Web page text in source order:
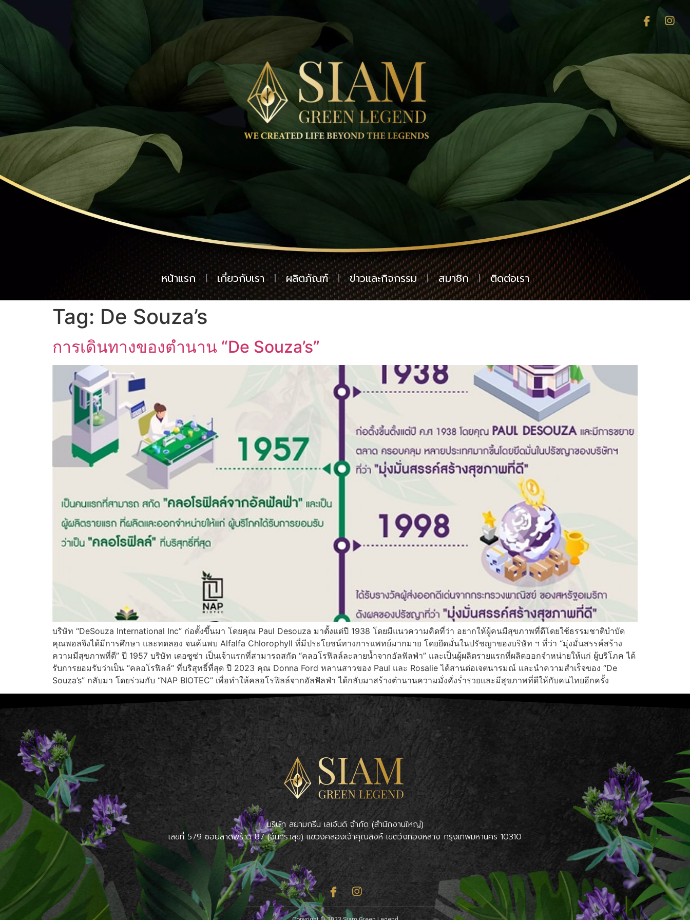
หน้าแรก เกี่ยวกับเรา ผลิตภัณฑ์ ข่าวและกิจกรรม สมาชิก ติดต่อเรา
Tag: De Souza’s
การเดินทางของตำนาน “De Souza’s”
บริษัท “DeSouza International Inc” ก่อตั้งขึ้นมา โดยคุณ Paul Desouza มาตั้งแต่ปี 1938 โดยมีแนวความคิดที่ว่า อยากให้ผู้คนมีสุขภาพที่ดีโดยใช้ธรรมชาติบำบัด
คุณพอลจึงได้มีการศึกษา และทดลอง จนค้นพบ Alfalfa Chlorophyll ที่มีประโยชน์ทางการแพทย์มากมาย โดยยึดมั่นในปรัชญาของบริษัท ฯ ที่ว่า “มุ่งมั่นสรรค์สร้าง
ความมีสุขภาพที่ดี” ปี 1957 บริษัท เดอซูซ่า เป็นเจ้าแรกที่สามารถสกัด “คลอโรฟิลล์ละลายน้ำจากอัลฟัลฟ่า” และเป็นผู้ผลิตรายแรกที่ผลิตออกจำหน่ายให้แก่ ผู้บริโภค ได้
รับการยอมรับว่าเป็น “คลอโรฟิลล์“ ที่บริสุทธิ์ที่สุด ปี 2023 คุณ Donna Ford หลานสาวของ Paul และ Rosalie ได้สานต่อเจตนารมณ์ และนำความสำเร็จของ “De
Souza’s” กลับมา โดยร่วมกับ “NAP BIOTEC” เพื่อทำให้คลอโรฟิลล์จากอัลฟัลฟ่า ได้กลับมาสร้างตำนานความมั่งคั่งร่ำรวยและมีสุขภาพที่ดีให้กับคนไทยอีกครั้ง
บริษัท สยามกรีน เลเจ้นด์ จำกัด (สำนักงานใหญ่)
เลขที่ 579 ซอยลาดพร้าว 87 (จันทราสุข) แขวงคลองเจ้าคุณสิงห์ เขตวังทองหลาง กรุงเทพมหานคร 10310